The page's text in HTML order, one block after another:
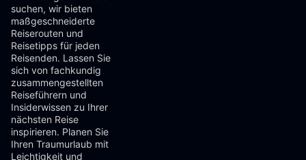
suchen, wir bieten
maßgeschneiderte
Reiserouten und
Reisetipps für jeden
Reisenden. Lassen Sie
sich von fachkundig
zusammengestellten
Reiseführern und
Insiderwissen zu Ihrer
nächsten Reise
inspirieren. Planen Sie
Ihren Traumurlaub mit
Leichtigkeit und